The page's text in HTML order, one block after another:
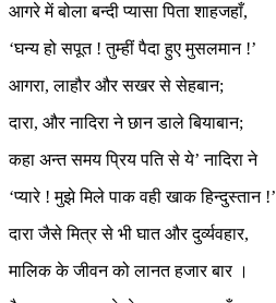
आगरे में बोला बन्दी प्यासा पिता शाहजहाँ,
‘घन्य हो सपूत ! तुम्हीं पैदा हुए मुसलमान !’
आगरा, लाहौर और सखर से सेहबान;
दारा, और नादिरा ने छान डाले बियाबान;
कहा अन्त समय प्रिय पति से ये’ नादिरा ने
‘प्यारे ! मुझे मिले पाक वही खाक हिन्दुस्तान !’
दारा जैसे मित्र से भी घात और दुर्व्यवहार,
मालिक के जीवन को लानत हजार बार ।